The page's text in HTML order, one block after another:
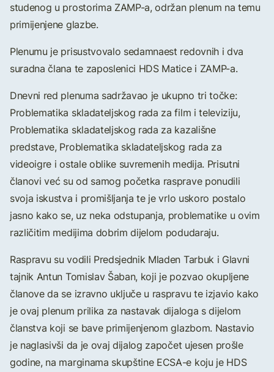
studenog u prostorima ZAMP-a, održan plenum na temu
primijenjene glazbe.
Plenumu je prisustvovalo sedamnaest redovnih i dva
suradna člana te zaposlenici HDS Matice i ZAMP-a.
Dnevni red plenuma sadržavao je ukupno tri točke:
Problematika skladateljskog rada za film i televiziju,
Problematika skladateljskog rada za kazališne
predstave, Problematika skladateljskog rada za
videoigre i ostale oblike suvremenih medija. Prisutni
članovi već su od samog početka rasprave ponudili
svoja iskustva i promišljanja te je vrlo uskoro postalo
jasno kako se, uz neka odstupanja, problematike u ovim
različitim medijima dobrim dijelom podudaraju.
Raspravu su vodili Predsjednik Mladen Tarbuk i Glavni
tajnik Antun Tomislav Šaban, koji je pozvao okupljene
članove da se izravno uključe u raspravu te izjavio kako
je ovaj plenum prilika za nastavak dijaloga s dijelom
članstva koji se bave primijenjenom glazbom. Nastavio
je naglasivši da je ovaj dijalog započet ujesen prošle
godine, na marginama skupštine ECSA-e koju je HDS